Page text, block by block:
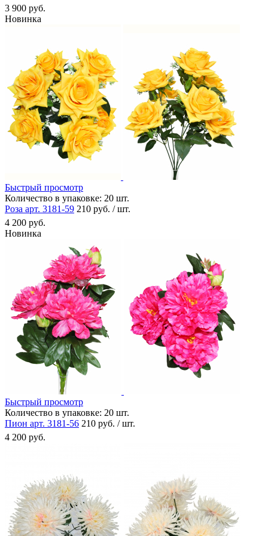
3 900 руб.
Новинка
Быстрый просмотр
Количество в упаковке: 20 шт.
Роза арт. 3181-59 210 руб. / шт.
4 200 руб.
Новинка
Быстрый просмотр
Количество в упаковке: 20 шт.
Пион арт. 3181-56 210 руб. / шт.
4 200 руб.